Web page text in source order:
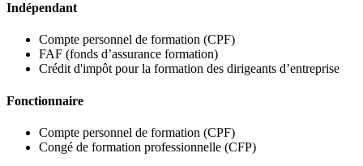
Indépendant
Compte personnel de formation (CPF)
FAF (fonds d’assurance formation)
Crédit d'impôt pour la formation des dirigeants d’entreprise
Fonctionnaire
Compte personnel de formation (CPF)
Congé de formation professionnelle (CFP)